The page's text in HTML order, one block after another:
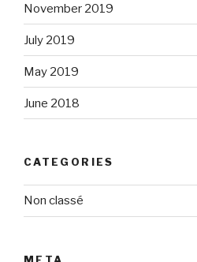
November 2019
July 2019
May 2019
June 2018
CATEGORIES
Non classé
META